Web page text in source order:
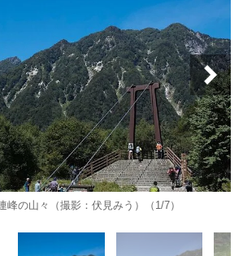
峰の山々（撮影：伏見みう）（1/7）